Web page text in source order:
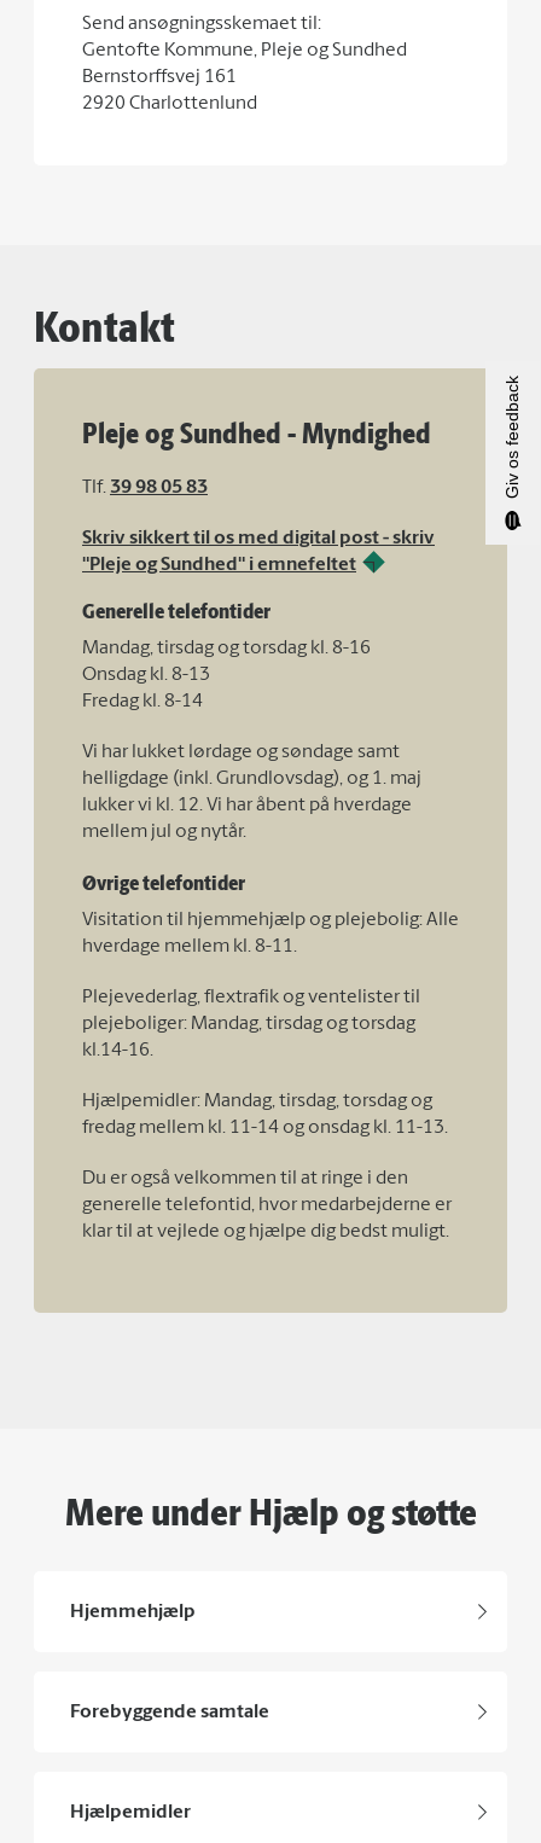
Send ansøgningsskemaet til:
Gentofte Kommune, Pleje og Sundhed
Bernstorffsvej 161
2920 Charlottenlund
Kontakt
Pleje og Sundhed - Myndighed
Tlf. 39 98 05 83
Skriv sikkert til os med digital post - skriv
"Pleje og Sundhed" i emnefeltet
Generelle telefontider
Mandag, tirsdag og torsdag kl. 8-16
Onsdag kl. 8-13
Fredag kl. 8-14
Vi har lukket lørdage og søndage samt
helligdage (inkl. Grundlovsdag), og 1. maj
lukker vi kl. 12. Vi har åbent på hverdage
mellem jul og nytår.
Øvrige telefontider
Visitation til hjemmehjælp og plejebolig: Alle
hverdage mellem kl. 8-11.
Plejevederlag, flextrafik og ventelister til
plejeboliger: Mandag, tirsdag og torsdag
kl.14-16.
Hjælpemidler: Mandag, tirsdag, torsdag og
fredag mellem kl. 11-14 og onsdag kl. 11-13.
Du er også velkommen til at ringe i den
generelle telefontid, hvor medarbejderne er
klar til at vejlede og hjælpe dig bedst muligt.
Mere under Hjælp og støtte
Hjemmehjælp
Forebyggende samtale
Hjælpemidler
Giv os feedback